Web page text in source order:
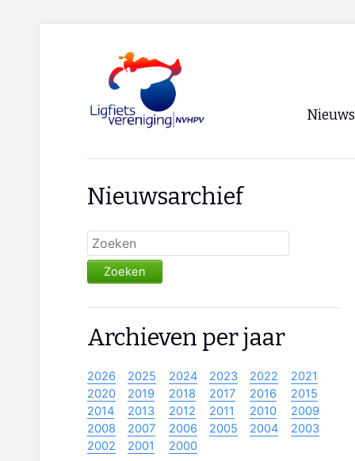
Nieuws
Nieuwsarchief
Zoeken
Archieven per jaar
2026 2025 2024 2023 2022
2021
2020
2019 2018 2017 2016
2015
2014
2013 2012 2011 2010
2009
2008
2007 2006 2005 2004
2003
2002
2001 2000